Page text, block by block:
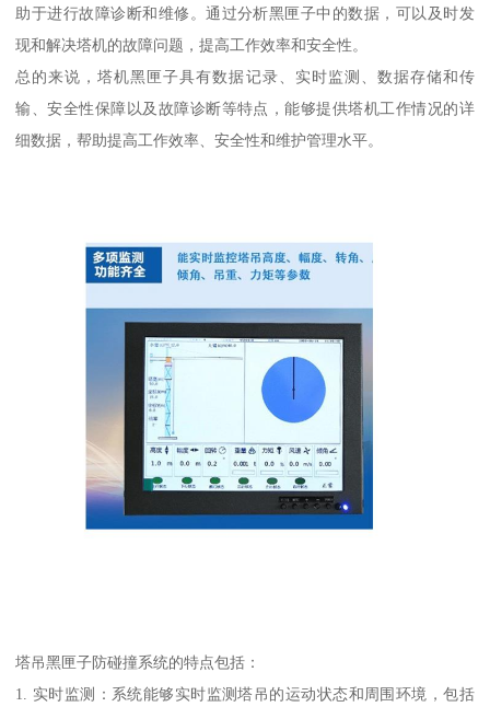
助于进行故障诊断和维修。通过分析黑匣子中的数据，可以及时发
现和解决塔机的故障问题，提高工作效率和安全性。
总的来说，塔机黑匣子具有数据记录、实时监测、数据存储和传
输、安全性保障以及故障诊断等特点，能够提供塔机工作情况的详
细数据，帮助提高工作效率、安全性和维护管理水平。
塔吊黑匣子防碰撞系统的特点包括：
1. 实时监测：系统能够实时监测塔吊的运动状态和周围环境，包括